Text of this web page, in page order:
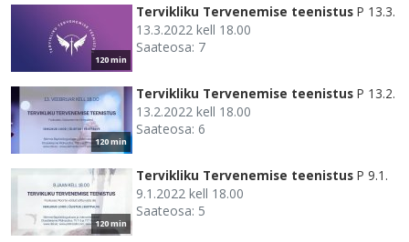
120 min
Tervikliku Tervenemise teenistus P 13.3.
13.3.2022 kell 18.00
Saateosa: 7
120 min
Tervikliku Tervenemise teenistus P 13.2.
13.2.2022 kell 18.00
Saateosa: 6
120 min
Tervikliku Tervenemise teenistus P 9.1.
9.1.2022 kell 18.00
Saateosa: 5